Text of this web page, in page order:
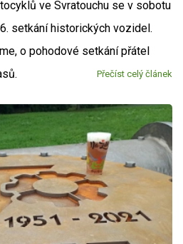
ve Svratouchu se v sobotu
setkání historických vozidel.
o pohodové setkání přátel
Přečíst celý článek